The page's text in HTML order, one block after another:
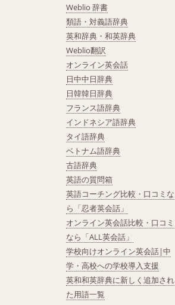
Weblio 辞書
類語・対義語辞典
英和辞典・和英辞典
Weblio翻訳
オンライン英会話
日中中日辞典
日韓韓日辞典
フランス語辞典
インドネシア語辞典
タイ語辞典
ベトナム語辞典
古語辞典
英語の質問箱
英語コーチング比較・口コミな
ら「忍者英会話」
オンライン英会話比較・口コミ
なら「ALL英会話」
学校向けオンライン英会話|中
学・高校への学校導入支援
英和和英辞典に新しく追加され
た用語一覧